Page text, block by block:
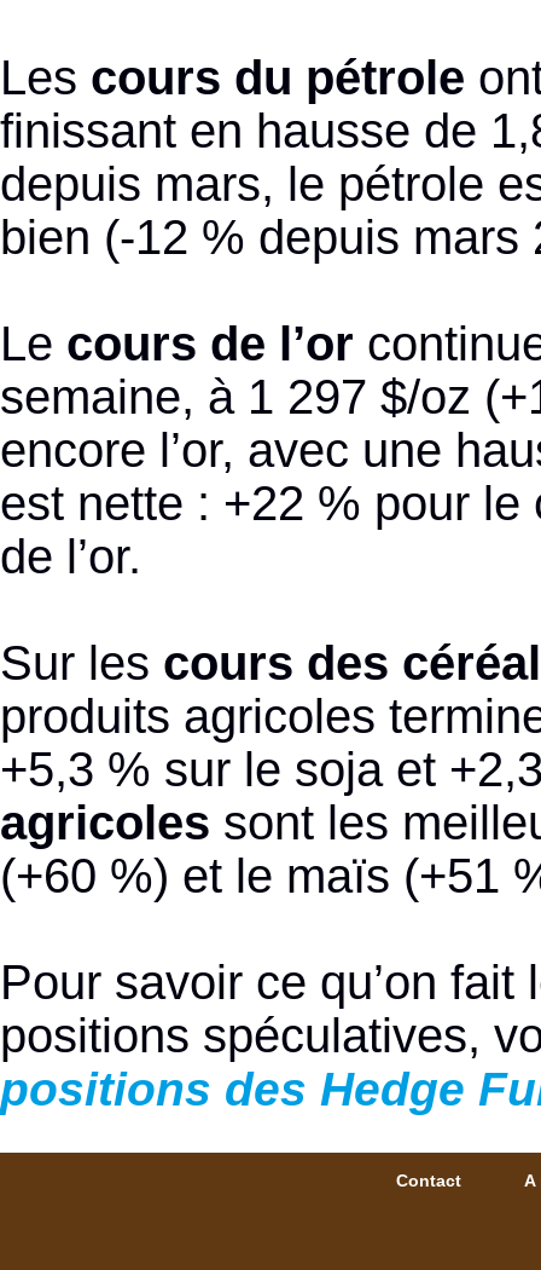
Les cours du pétrole
finissant en hausse de
depuis mars, le pétrole
bien (-12 % depuis mars
Le cours de l’or
semaine, à 1 297 $/oz
encore l’or, avec une
est nette : +22 % pour le
de l’or.
Sur les cours des
produits agricoles
+5,3 % sur le soja et
agricoles sont les
(+60 %) et le maïs (+51
Pour savoir ce qu’on
positions spéculatives,
positions des Hedge
Contact A